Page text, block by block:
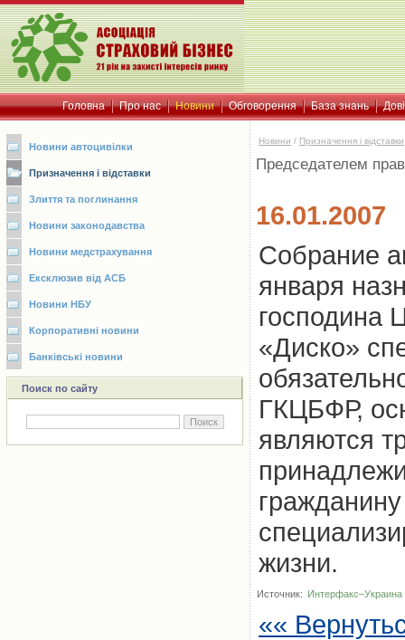
Головна Про нас Новини Обговорення База знань
Новини автоцивілки
Призначення і відставки
Злиття та поглинання
Новини законодавства
Новини медстрахування
Ексклюзив від АСБ
Новини НБУ
Корпоративні новини
Банківські новини
Поиск по сайту
Новини / Призначення і відставки
Председателем
16.01.2007
Собрание
января
господина
«Диско»
ГКЦБФР,
являются
жизни.
Источник: Интерфакс–Украина
««